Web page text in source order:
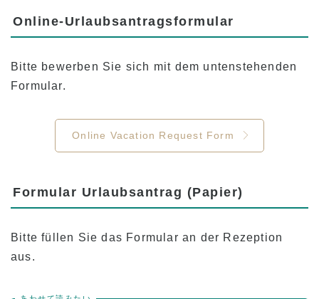
Online-Urlaubsantragsformular
Bitte bewerben Sie sich mit dem untenstehenden
Formular.
Online Vacation Request Form
Formular Urlaubsantrag (Papier)
Bitte füllen Sie das Formular an der Rezeption
aus.